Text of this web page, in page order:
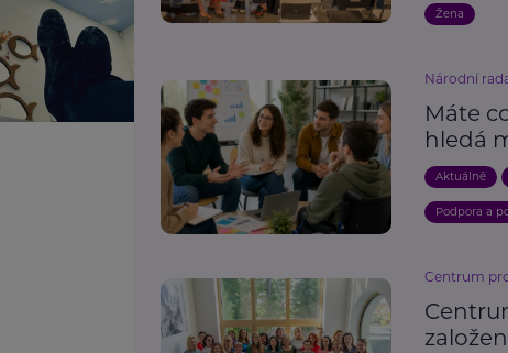
Žena
Národní
Máte
hledá
Aktuálně
Podpora a
Centrum